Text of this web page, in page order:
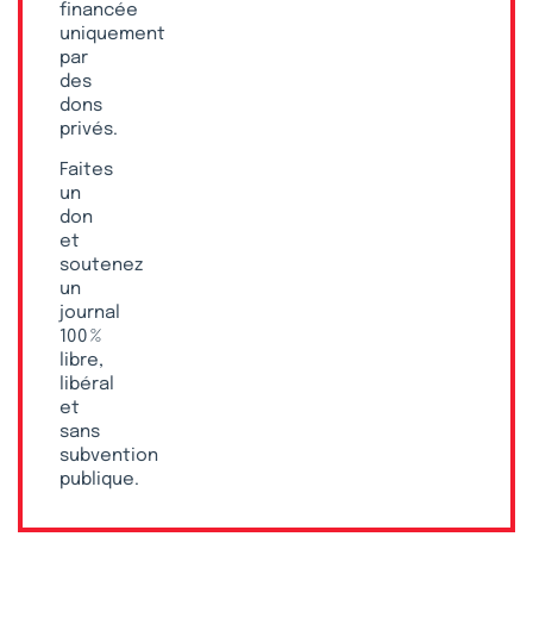
financée
uniquement
par
des
dons
privés.
Faites
un
don
et
soutenez
un
journal
100 %
libre,
libéral
et
sans
subvention
publique.